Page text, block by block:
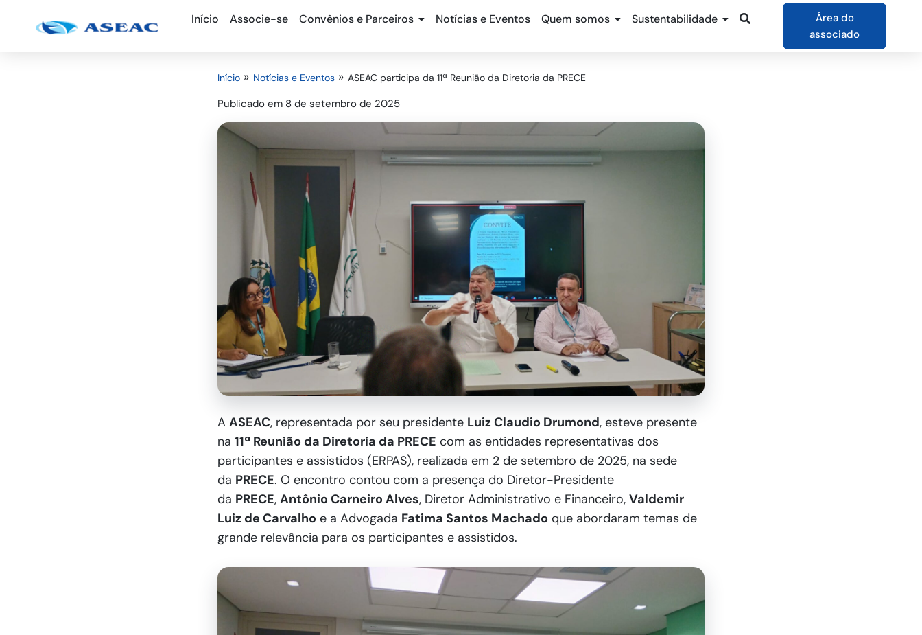
Início Associe-se Convênios e Parceiros Notícias e Eventos Quem somos Sustentabilidade
Área do
associado
Início Notícias e Eventos ASEAC participa da 11ª Reunião da Diretoria da PRECE
Publicado em 8 de setembro de 2025
A ASEAC, representada por seu presidente Luiz Claudio Drumond, esteve presente
na 11ª Reunião da Diretoria da PRECE com as entidades representativas dos
participantes e assistidos (ERPAS), realizada em 2 de setembro de 2025, na sede
da PRECE. O encontro contou com a presença do Diretor-Presidente
da PRECE, Antônio Carneiro Alves, Diretor Administrativo e Financeiro, Valdemir
Luiz de Carvalho e a Advogada Fatima Santos Machado que abordaram temas de
grande relevância para os participantes e assistidos.